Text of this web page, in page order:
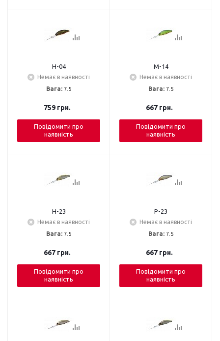
H-04
Немає в наявності
Вага: 7.5
759грн.
Повідомити про
наявність
M-14
Немає в наявності
Вага: 7.5
667грн.
Повідомити про
наявність
H-23
Немає в наявності
Вага: 7.5
667грн.
Повідомити про
наявність
P-23
Немає в наявності
Вага: 7.5
667грн.
Повідомити про
наявність